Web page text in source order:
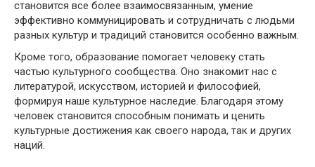
становится все более взаимосвязанным, умение
эффективно коммуницировать и сотрудничать с людьми
разных культур и традиций становится особенно важным.
Кроме того, образование помогает человеку стать
частью культурного сообщества. Оно знакомит нас с
литературой, искусством, историей и философией,
формируя наше культурное наследие. Благодаря этому
человек становится способным понимать и ценить
культурные достижения как своего народа, так и других
наций.